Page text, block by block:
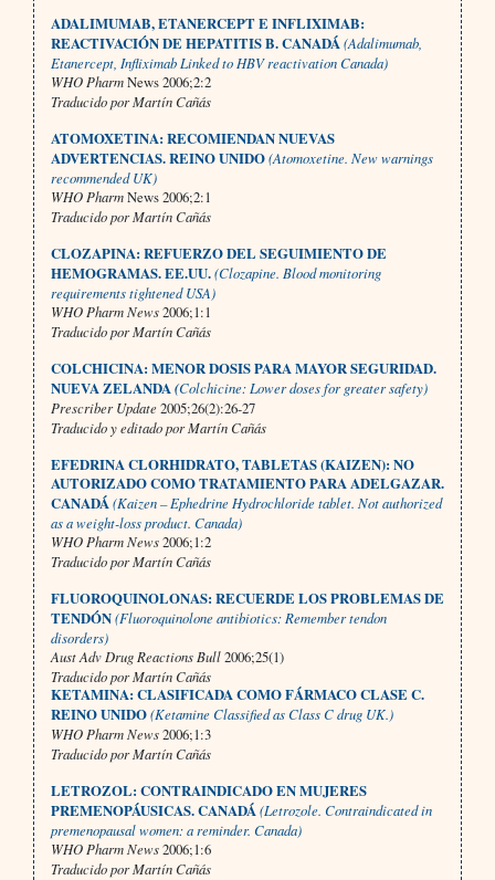
ADALIMUMAB, ETANERCEPT E INFLIXIMAB:
REACTIVACIÓN DE HEPATITIS B. CANADÁ(Adalimumab,
Etanercept, Infliximab Linked to HBV reactivation Canada)
WHO PharmNews 2006;2:2
Traducido por Martín Cañás
ATOMOXETINA: RECOMIENDAN NUEVAS
ADVERTENCIAS. REINO UNIDO(Atomoxetine. New warnings
recommended UK)
WHO PharmNews 2006;2:1
Traducido por Martín Cañás
CLOZAPINA: REFUERZO DEL SEGUIMIENTO DE
HEMOGRAMAS. EE.UU.(Clozapine. Blood monitoring
requirements tightened USA)
WHO Pharm News2006;1:1
Traducido por Martín Cañás
COLCHICINA: MENOR DOSIS PARA MAYOR SEGURIDAD.
NUEVA ZELANDA(Colchicine: Lower doses for greater safety)
Prescriber Update2005;26(2):26-27
Traducido y editado por Martín Cañás
EFEDRINA CLORHIDRATO, TABLETAS (KAIZEN): NO
AUTORIZADO COMO TRATAMIENTO PARA ADELGAZAR.
CANADÁ(Kaizen – Ephedrine Hydrochloride tablet. Not authorized
as a weight-loss product. Canada)
WHO Pharm News2006;1:2
Traducido por Martín Cañás
FLUOROQUINOLONAS: RECUERDE LOS PROBLEMAS DE
TENDÓN(Fluoroquinolone antibiotics: Remember tendon
disorders)
Aust Adv Drug Reactions Bull2006;25(1)
Traducido por Martín Cañás
KETAMINA: CLASIFICADA COMO FÁRMACO CLASE C.
REINO UNIDO(Ketamine Classified as Class C drug UK.)
WHO Pharm News2006;1:3
Traducido por Martín Cañás
LETROZOL: CONTRAINDICADO EN MUJERES
PREMENOPÁUSICAS. CANADÁ(Letrozole. Contraindicated in
premenopausal women: a reminder. Canada)
WHO Pharm News2006;1:6
Traducido por Martín Cañás